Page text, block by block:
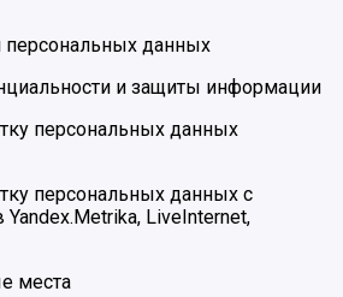
персональных данных
и защиты информации
персональных данных
персональных данных с
LiveInternet,
места